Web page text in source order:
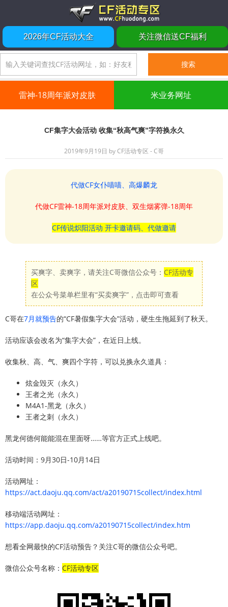
2026年CF活动大全 关注微信送CF福利
雷神-18周年派对皮肤 米业务网址
CF集字大会活动 收集“秋高气爽”字符换永久
2019年9月19日 byCF活动专区 - C哥
代做CF女仆喵喵、高爆麟龙
代做CF雷神-18周年派对皮肤、双生烟雾弹-18周年
CF传说炽阳活动 开卡邀请码、代做邀请
买爽字、卖爽字，请关注C哥微信公众号： CF活动专
区
在公众号菜单栏里有“买卖爽字”，点击即可查看
C哥在7月就预告的“CF暑假集字大会”活动，硬生生拖延到了秋天。
活动应该会改名为“集字大会”，在近日上线。
收集秋、高、气、爽四个字符，可以兑换永久道具：
炫金毁灭（永久）
王者之光（永久）
M4A1-黑龙（永久）
王者之刺（永久）
黑龙何德何能能混在里面呀……等官方正式上线吧。
活动时间：9月30日-10月14日
活动网址：
https://act.daoju.qq.com/act/a20190715collect/index.html
移动端活动网址：
https://app.daoju.qq.com/a20190715collect/index.htm
想看全网最快的CF活动预告？关注C哥的微信公众号吧。
微信公众号名称： CF活动专区